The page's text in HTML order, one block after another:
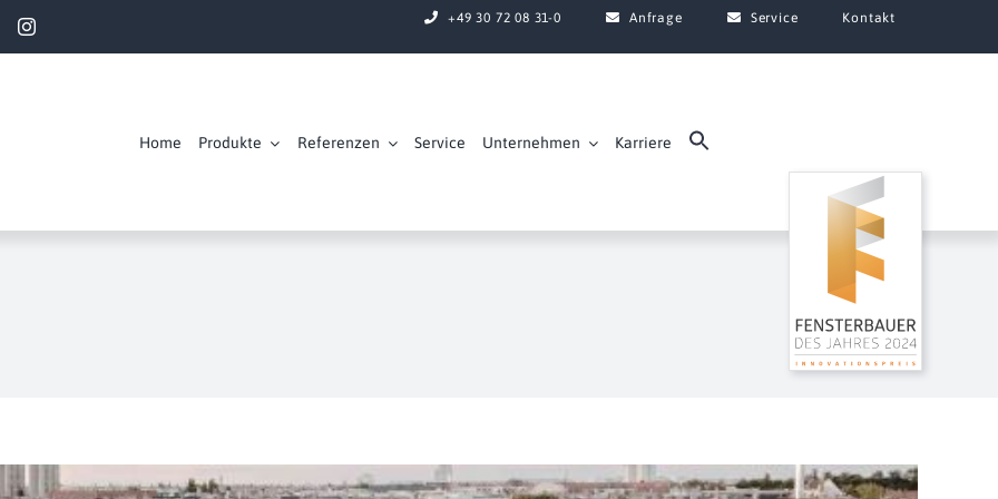
+49 30 72 08 31-0 Anfrage Service Kontakt
Home Produkte Referenzen Service Unternehmen Karriere